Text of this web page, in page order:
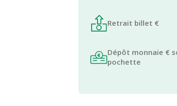
Retrait billet €
Dépôt monnaie €
pochette